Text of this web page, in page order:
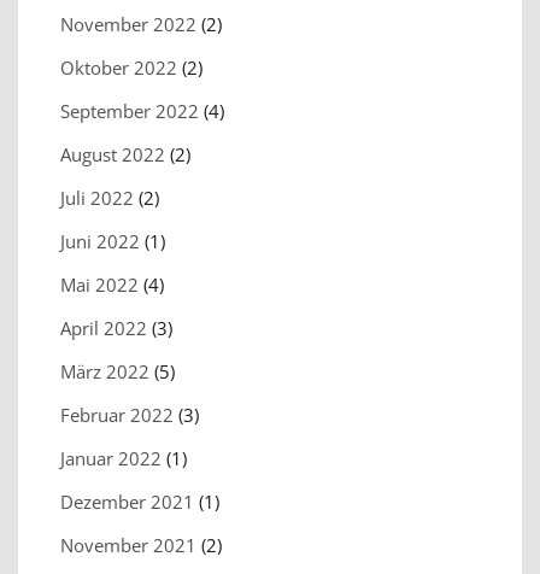
November 2022 (2)
Oktober 2022 (2)
September 2022 (4)
August 2022 (2)
Juli 2022 (2)
Juni 2022 (1)
Mai 2022 (4)
April 2022 (3)
März 2022 (5)
Februar 2022 (3)
Januar 2022 (1)
Dezember 2021 (1)
November 2021 (2)